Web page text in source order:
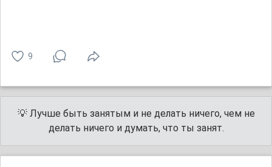
9
💡 Лучше быть занятым и не делать ничего, чем не
делать ничего и думать, что ты занят.